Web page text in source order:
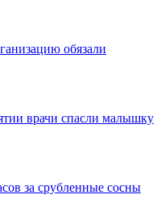
обязали
врачи спасли малышку
за срубленные сосны